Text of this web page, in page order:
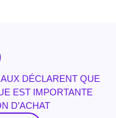
DÉCLARENT QUE
EST IMPORTANTE
D’ACHAT